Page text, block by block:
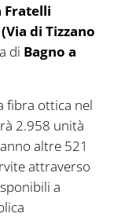
Fratelli
di Tizzano
di Bagno a
fibra ottica nel
2.958 unità
altre 521
attraverso
a